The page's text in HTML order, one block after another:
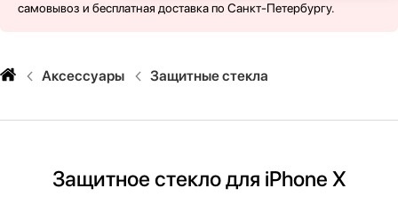
самовывоз и бесплатная доставка по Санкт-Петербургу.
Аксессуары Защитные стекла
Защитное стекло для iPhone X